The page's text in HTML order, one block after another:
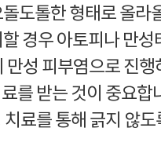
도톨한 형태로 올라
경우 아토피나 만
성 피부염으로 진행
를 받는 것이 중요합
료를 통해 긁지 않